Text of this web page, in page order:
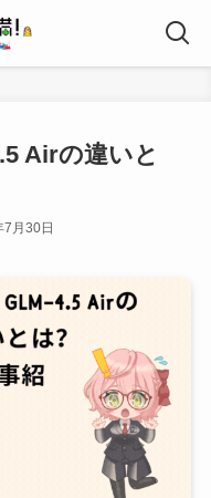
Airの違いと
月30日